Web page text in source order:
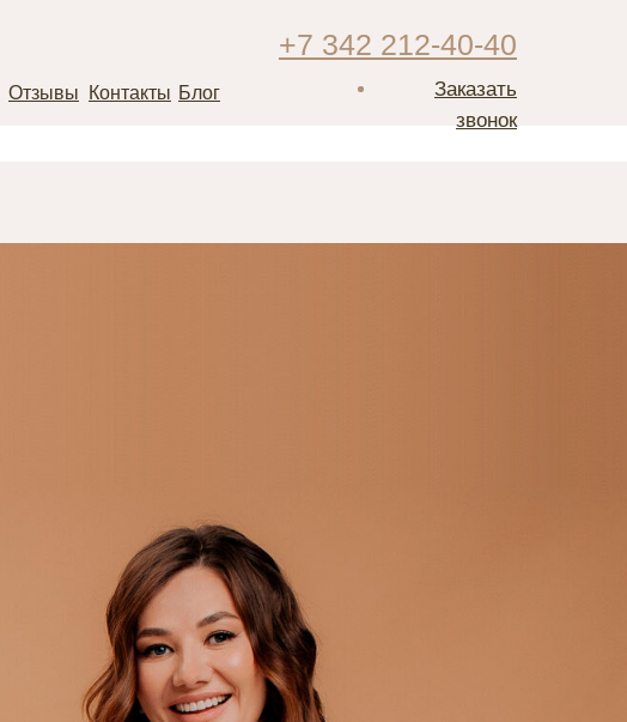
Контакты Блог
+7 342 212-40-40
Заказать
звонок
Отзывы